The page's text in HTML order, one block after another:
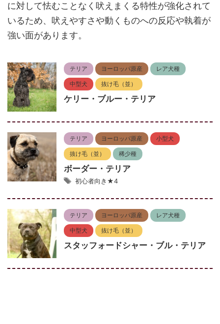
に対して怯むことなく吠えまくる特性が強化されて
いるため、吠えやすさや動くものへの反応や執着が
強い面があります。
テリア ヨーロッパ原産 レア犬種
中型犬 抜け毛（並）
ケリー・ブルー・テリア
テリア ヨーロッパ原産 小型犬
抜け毛（並） 稀少種
ボーダー・テリア
初心者向き★4
テリア ヨーロッパ原産 レア犬種
中型犬 抜け毛（並）
スタッフォードシャー・ブル・テリア